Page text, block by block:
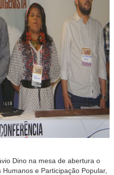
Dino na mesa de abertura o
e Participação Popular,